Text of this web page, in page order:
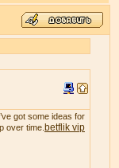
got some ideas for
over time. betflik vip